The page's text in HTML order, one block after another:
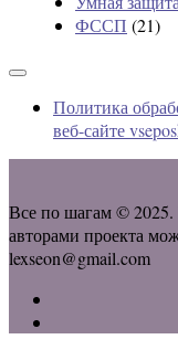
ФССП (21)
Политика
веб-сайте
Все по шагам © 2025.
авторами проекта
lexseon@gmail.com